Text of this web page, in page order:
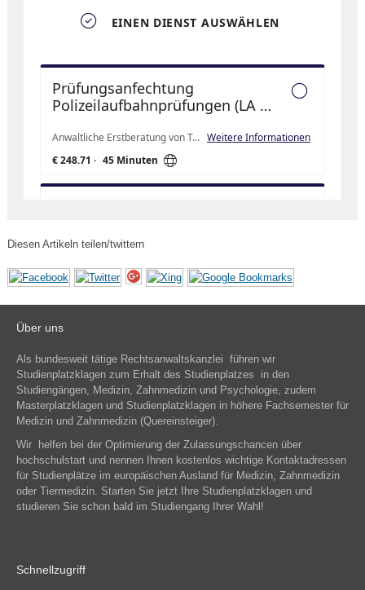
Diesen Artikeln teilen/twittern
Über uns
Als bundesweit tätige Rechtsanwaltskanzlei führen wir
Studienplatzklagen zum Erhalt des Studienplatzes in den
Studiengängen, Medizin, Zahnmedizin und Psychologie, zudem
Masterplatzklagen und Studienplatzklagen in höhere Fachsemester für
Medizin und Zahnmedizin (Quereinsteiger).
Wir helfen bei der Optimierung der Zulassungschancen über
hochschulstart und nennen Ihnen kostenlos wichtige Kontaktadressen
für Studienplätze im europäischen Ausland für Medizin, Zahnmedizin
oder Tiermedizin. Starten Sie jetzt Ihre Studienplatzklagen und
studieren Sie schon bald im Studiengang Ihrer Wahl!
Schnellzugriff